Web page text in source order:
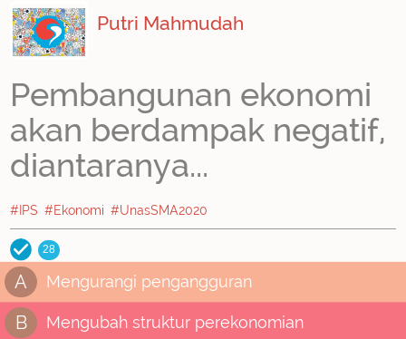
Putri Mahmudah
Pembangunan ekonomi
akan berdampak negatif,
diantaranya...
#IPS #Ekonomi #UnasSMA2020
28
A Mengurangi pengangguran
B Mengubah struktur perekonomian